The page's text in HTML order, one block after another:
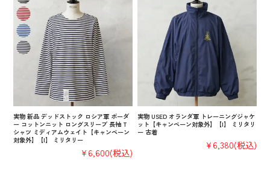
実物 新品 デッドストック ロシア軍 ボーダ
ー コットンニット ロングスリーブ 長袖 T
シャツ ミディアムウェイト【キャンペーン
対象外】【I】 ミリタリー
¥6,600(税込)
実物 USED オランダ軍 トレーニングジャケ
ット【キャンペーン対象外】【I】 ミリタリ
ー 古着
¥6,380(税込)